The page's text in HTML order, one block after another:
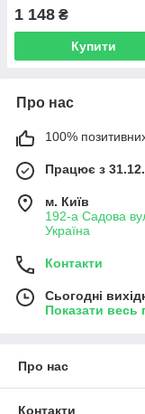
1 148 ₴
Купити
Про нас
100% позитивних
Працює з
м. Київ
192-а Садова
Україна
Контакти
Сьогодні
Показати весь
Про нас
Контакти